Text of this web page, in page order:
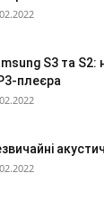
S3 та S2:
плеєра